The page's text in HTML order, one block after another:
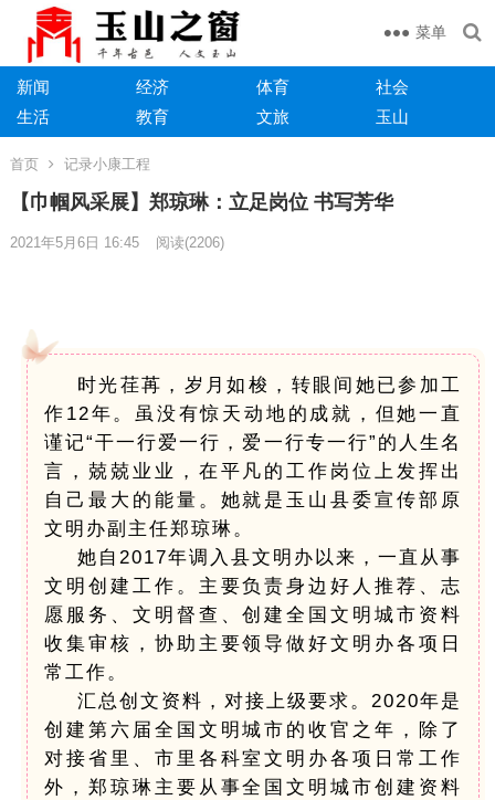
菜单
新闻 经济 体育
社会
生活
教育 文旅 玉山
首页 记录小康工程
【巾帼风采展】郑琼琳：立足岗位 书写芳华
2021年5月6日 16:45 阅读(2206)
时光荏苒，岁月如梭，转眼间她已参加工
作12年。虽没有惊天动地的成就，但她一直
谨记“干一行爱一行，爱一行专一行”的人生名
言，兢兢业业，在平凡的工作岗位上发挥出
自己最大的能量。她就是玉山县委宣传部原
文明办副主任郑琼琳。
她自2017年调入县文明办以来，一直从事
文明创建工作。主要负责身边好人推荐、志
愿服务、文明督查、创建全国文明城市资料
收集审核，协助主要领导做好文明办各项日
常工作。
汇总创文资料，对接上级要求。2020年是
创建第六届全国文明城市的收官之年，除了
对接省里、市里各科室文明办各项日常工作
外，郑琼琳主要从事全国文明城市创建资料